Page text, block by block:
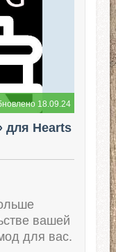
18.09.24
для Hearts
вашей
для вас.